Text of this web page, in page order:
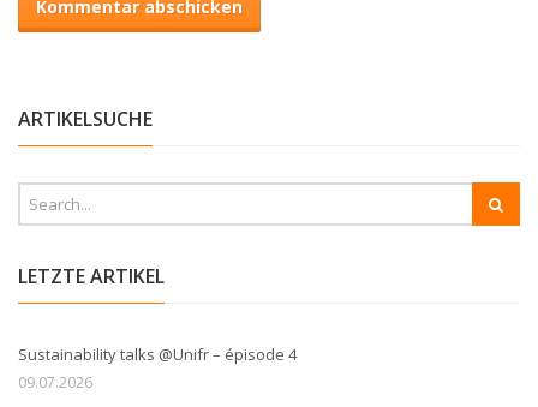
ARTIKELSUCHE
LETZTE ARTIKEL
Sustainability talks @Unifr – épisode 4
09.07.2026